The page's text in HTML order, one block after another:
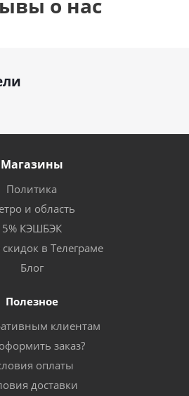
о нас
Магазины
Политика
и область
5% КЭШБЭК
в Телеграме
Блог
Полезное
клиентам
заказ?
оплаты
доставки